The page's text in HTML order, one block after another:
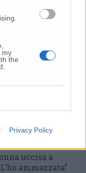
my
the
Privacy Policy
soli
educatrici
femminicidio:
uccisa a
ammazzata”